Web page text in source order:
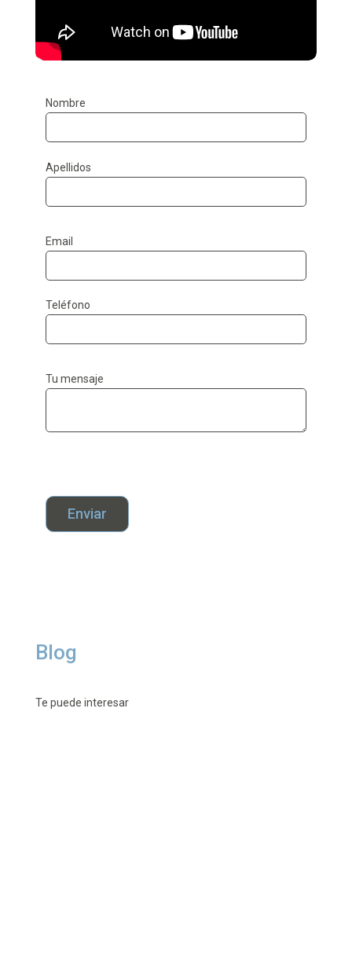
Nombre
Apellidos
Email
Teléfono
Tu mensaje
Enviar
Blog
Te puede interesar